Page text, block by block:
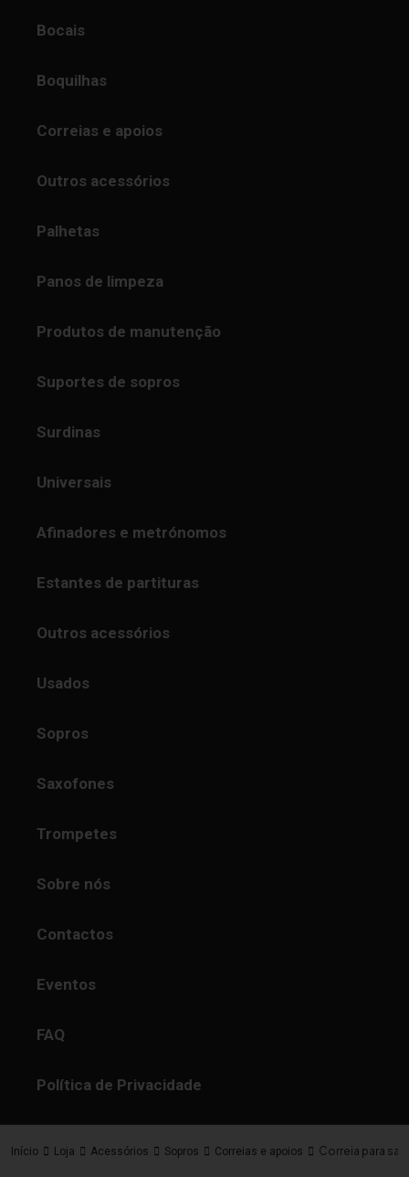
Bocais
Boquilhas
Correias e apoios
Outros acessórios
Palhetas
Panos de limpeza
Produtos de manutenção
Suportes de sopros
Surdinas
Universais
Afinadores e metrónomos
Estantes de partituras
Outros acessórios
Usados
Sopros
Saxofones
Trompetes
Sobre nós
Contactos
Eventos
FAQ
Política de Privacidade
Início Loja Acessórios Sopros Correias e apoios Correia para